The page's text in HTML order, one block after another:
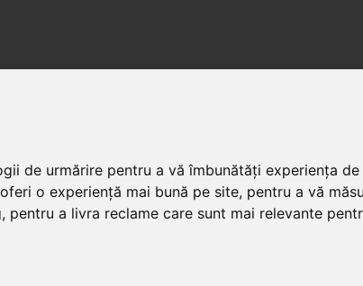
de urmărire pentru a vă îmbunătăți experiența
o experiență mai bună pe site, pentru a vă
, pentru a livra reclame care sunt mai relevante